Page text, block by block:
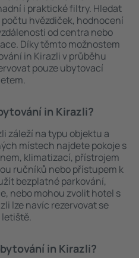
i praktické filtry. Hledat
hvězdiček, hodnocení
od centra nebo
Díky těmto možnostem
in Kirazli v průběhu
pouze ubytovací
in Kirazli?
záleží na typu objektu a
místech najdete pokoje s
klimatizací, přístrojem
ručníků nebo přístupem k
bezplatné parkování,
nebo mohou zvolit hotel s
lze navíc rezervovat se
letiště.
in Kirazli?